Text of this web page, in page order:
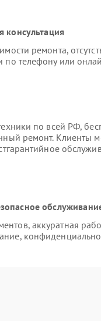
консультация
ремонта,
по телефону или
по всей РФ,
ремонт. Клиенты
аккуратная